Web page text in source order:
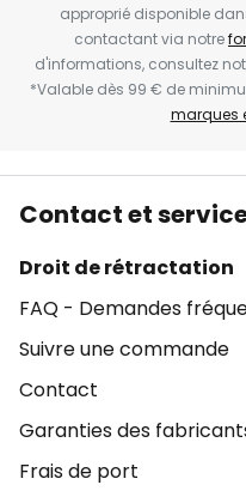
approprié disponible
contactant via notre
d'informations, consultez
*Valable dès 99 € de
marques
Contact et
Droit de rétractation
FAQ - Demandes
Suivre une commande
Contact
Garanties des
Frais de port